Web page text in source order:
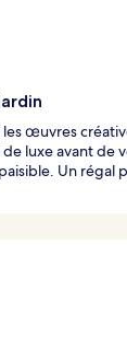
œuvres
luxe avant de
Un régal